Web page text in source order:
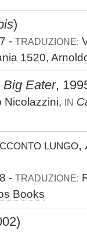
)
- TRADUZIONE:
1520,
Big Eater,
Nicolazzini, IN
LUNGO,
- TRADUZIONE:
Books